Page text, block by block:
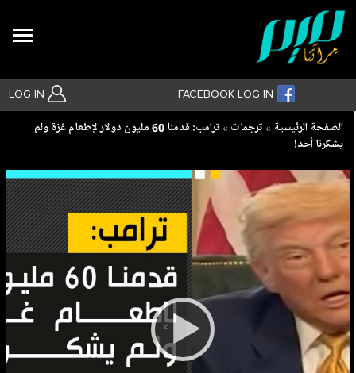
LOG IN FACEBOOK LOG IN
بحث متقدم
Breadcrumb
الصفحة الرئيسية ترجمات
ترامب: قدمنا 60 مليون دولار لإطعام غزة ولم
يشكرنا أحد!